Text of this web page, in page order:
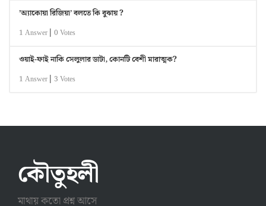
’অ্যাকোয়া রিজিয়া’ বলতে কি বুঝায় ?
1 Answer | 0 Votes
ওয়াই-ফাই নাকি সেলুলার ডাটা, কোনটি বেশী মারাত্মক?
1 Answer | 3 Votes
কৌতুহলী
মাথায় কতো প্রশ্ন আসে